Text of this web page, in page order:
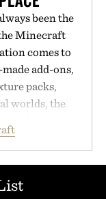
been the
Minecraft
comes to
add-ons,
packs,
worlds, the
July 28, the
even easier,
to reinvent